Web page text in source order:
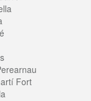
Fort